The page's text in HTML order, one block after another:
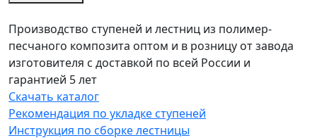
Производство ступеней и лестниц из полимер-
песчаного композита оптом и в розницу от завода
изготовителя с доставкой по всей России и
гарантией 5 лет
Скачать каталог
Рекомендация по укладке ступеней
Инструкция по сборке лестницы